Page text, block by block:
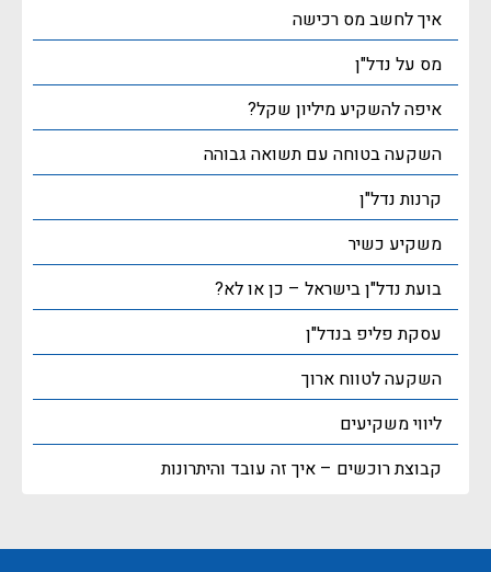
איך לחשב מס רכישה
מס על נדל"ן
איפה להשקיע מיליון שקל?
השקעה בטוחה עם תשואה גבוהה
קרנות נדל"ן
משקיע כשיר
בועת נדל"ן בישראל – כן או לא?
עסקת פליפ בנדל"ן
השקעה לטווח ארוך
ליווי משקיעים
קבוצת רוכשים – איך זה עובד והיתרונות